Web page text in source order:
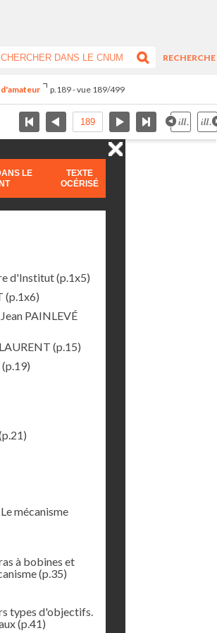
d'amateur p.189 - vue 189/499
LE
TEXTE
OCÉRISÉ
d'Institut(p.1x5)
(p.1x6)
PAINLEVÉ
(p.15)
(p.19)
mécanisme
à bobines et
(p.35)
types d'objectifs.
(p.41)